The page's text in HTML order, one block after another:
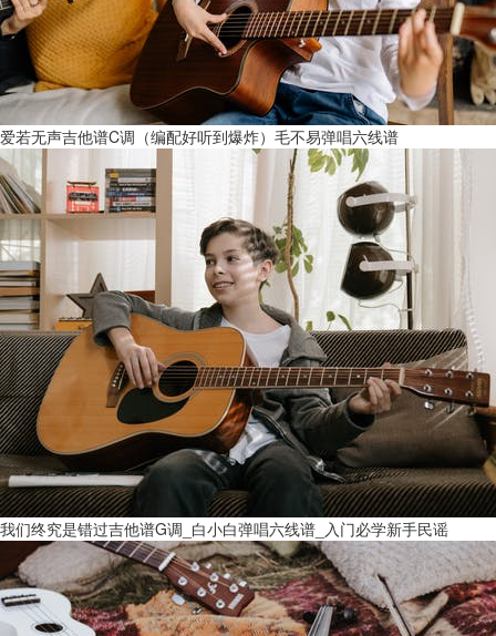
爱若无声吉他谱C调（编配好听到爆炸）毛不易弹唱六线谱
我们终究是错过吉他谱G调_白小白弹唱六线谱_入门必学新手民谣